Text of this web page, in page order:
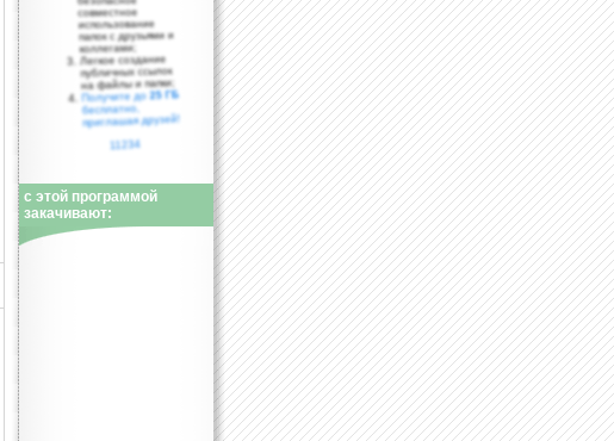
совместное
использование
папок с друзьями и
коллегами;
Легкое создание
публичных ссылок
на файлы и папки;
Получите до25 ГБ
бесплатно,
приглашая друзей!
11234
с этой программой
закачивают: